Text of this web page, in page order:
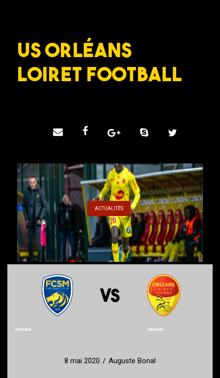
US ORLÉANS
LOIRET FOOTBALL
ACTUALITÉS
SOCHAUX
VS
ORLÉANS
8 mai 2020 Auguste Bonal